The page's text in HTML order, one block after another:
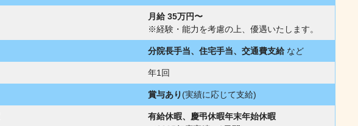
月給 35万円〜
※経験・能力を考慮の上、優遇いたします。
分院長手当、住宅手当、交通費支給など
年1回
賞与あり (実績に応じて支給)
有給休暇、慶弔休暇年末年始休暇